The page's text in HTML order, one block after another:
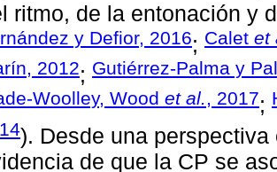
ritmo, de la entonación y
y Defior, 2016; Calet et
2012; Gutiérrez-Palma y
Woolley, Wood et al., 2017;
). Desde una
de que la CP se